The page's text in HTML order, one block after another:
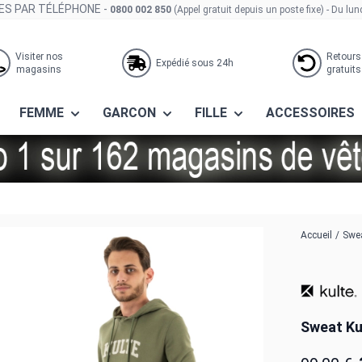
PAR TÉLÉPHONE - 0800 002 850 (Appel gratuit depuis un poste fixe) - Du
Visiter nos
magasins
Expédié sous 24h
Retours
gratuits
FEMME GARCON FILLE ACCESSOIRES
Accueil /
Sweat